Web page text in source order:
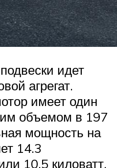
идет
агрегат.
имеет один
объемом в 197
мощность на
14.3
10.5 киловатт.